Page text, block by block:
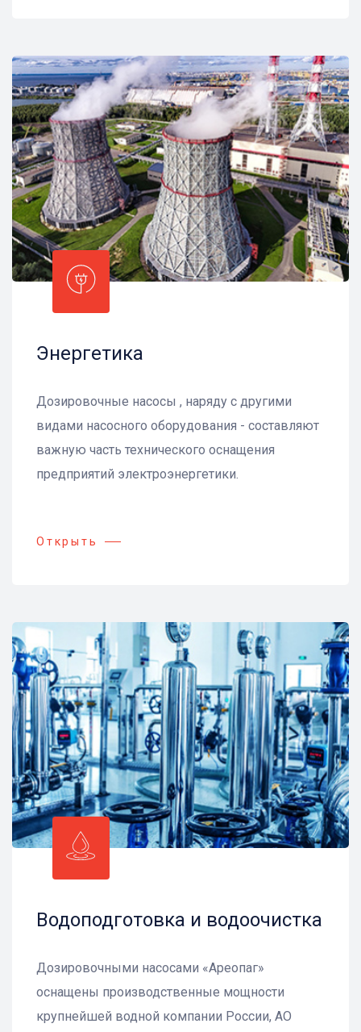
Энергетика
Дозировочные насосы , наряду с другими
видами насосного оборудования - составляют
важную часть технического оснащения
предприятий электроэнергетики.
Открыть
Водоподготовка и водоочистка
Дозировочными насосами «Ареопаг»
оснащены производственные мощности
крупнейшей водной компании России, АО